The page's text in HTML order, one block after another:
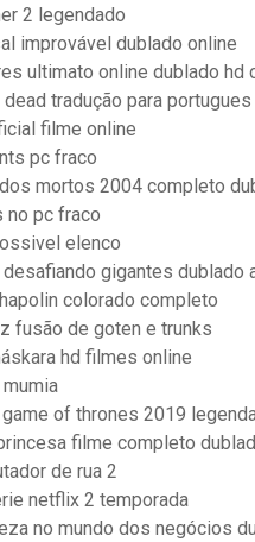
2 legendado
improvável dublado online
ultimato online dublado hd
tradução para portugues
filme online
pc fraco
mortos 2004 completo
no pc fraco
elenco
desafiando gigantes dublado
colorado completo
fusão de goten e trunks
hd filmes online
of thrones 2019
filme completo
de rua 2
netflix 2 temporada
no mundo dos negócios